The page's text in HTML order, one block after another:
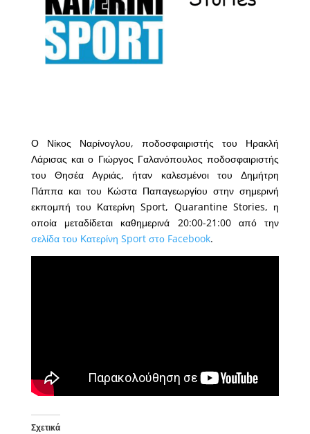
Ο Νίκος Ναρίνογλου, ποδοσφαιριστής του Ηρακλή
Λάρισας και ο Γιώργος Γαλανόπουλος ποδοσφαιριστής
του Θησέα Αγριάς, ήταν καλεσμένοι του Δημήτρη
Πάππα και του Κώστα Παπαγεωργίου στην σημερινή
εκπομπή του Κατερίνη Sport, Quarantine Stories, η
οποία μεταδίδεται καθημερινά 20:00-21:00 από την
σελίδα του Κατερίνη Sport στο Facebook.
Σχετικά